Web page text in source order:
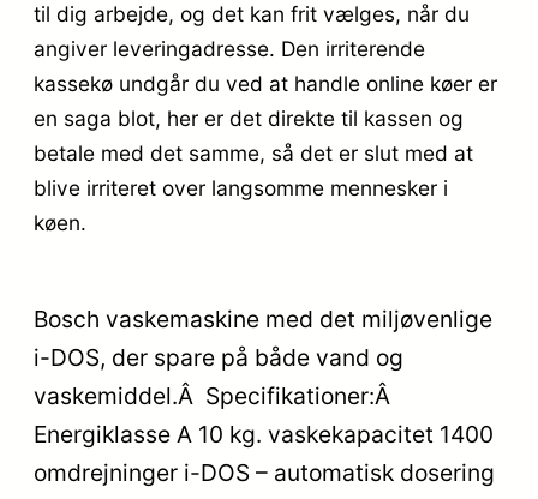
til dig arbejde, og det kan frit vælges, når du
angiver leveringadresse. Den irriterende
kassekø undgår du ved at handle online køer er
en saga blot, her er det direkte til kassen og
betale med det samme, så det er slut med at
blive irriteret over langsomme mennesker i
køen.
Bosch vaskemaskine med det miljøvenlige
i-DOS, der spare på både vand og
vaskemiddel.Â Specifikationer:Â
Energiklasse A 10 kg. vaskekapacitet 1400
omdrejninger i-DOS – automatisk dosering